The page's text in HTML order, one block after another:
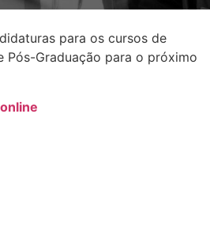
para os cursos de
Pós-Graduação para o próximo